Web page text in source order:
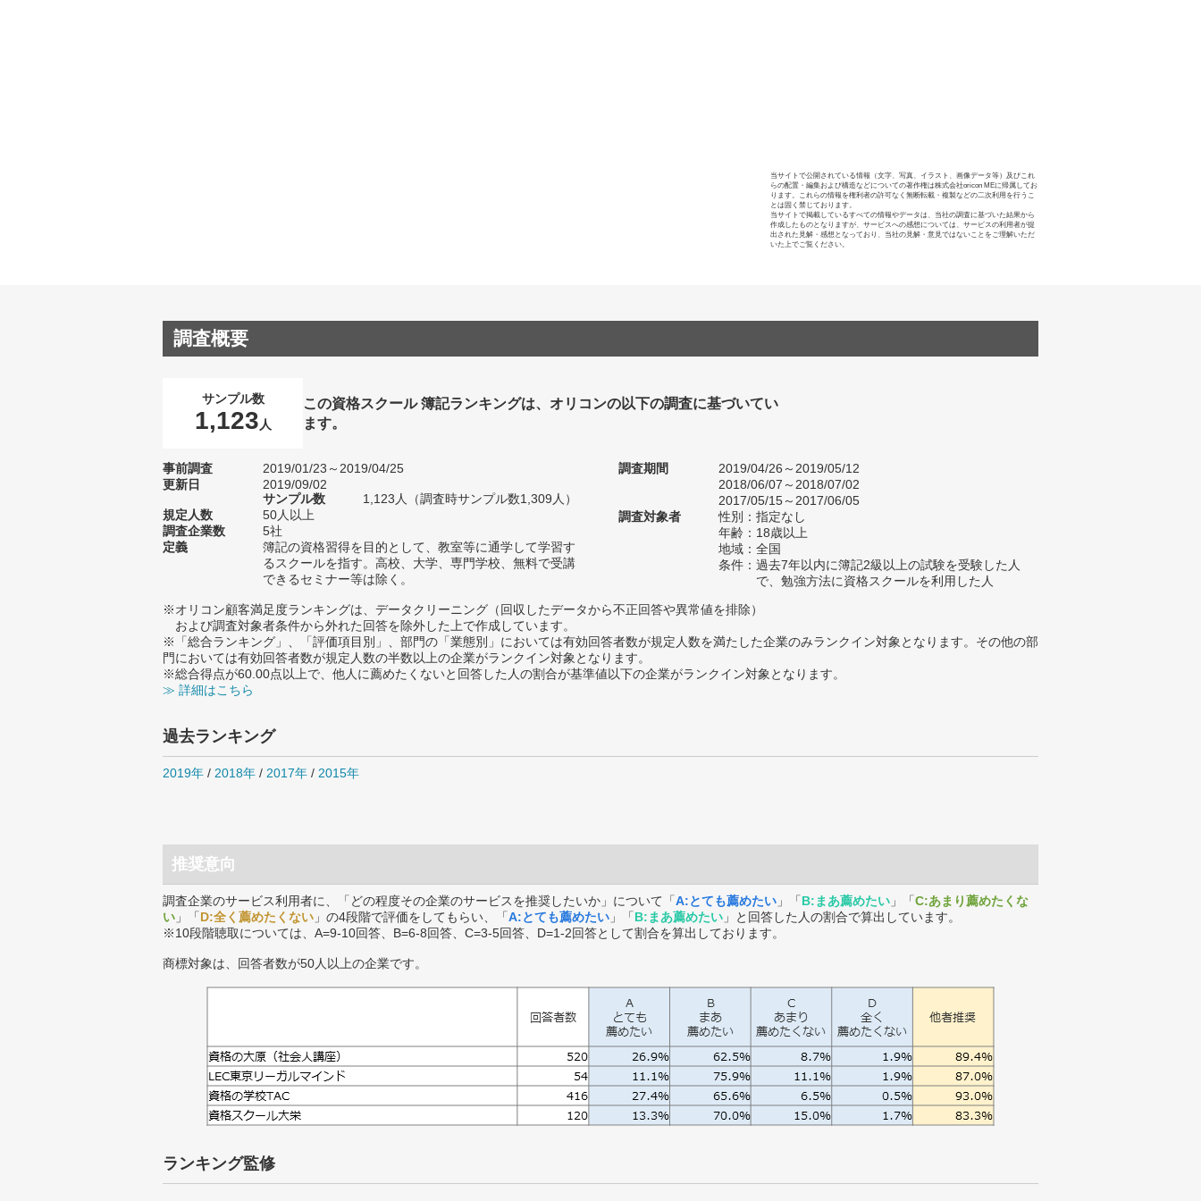
当サイトで公開されている情報（文字、写真、イラスト、画像データ等）及びこれ
らの配置・編集および構造などについての著作権は株式会社oricon MEに帰属してお
ります。これらの情報を権利者の許可なく無断転載・複製などの二次利用を行うこ
とは固く禁じております。
当サイトで掲載しているすべての情報やデータは、当社の調査に基づいた結果から
作成したものとなりますが、サービスへの感想については、サービスの利用者が提
出された見解・感想となっており、当社の見解・意見ではないことをご理解いただ
いた上でご覧ください。
調査概要
サンプル数
1,123 人
この資格スクール 簿記ランキングは、オリコンの以下の調査に基づいてい
ます。
事前調査
2019/01/23～2019/04/25
更新日
2019/09/02
サンプル数
1,123人（調査時サンプル数1,309人）
規定人数
50人以上
調査企業数
5社
定義
簿記の資格習得を目的として、教室等に通学して学習す
るスクールを指す。高校、大学、専門学校、無料で受講
できるセミナー等は除く。
調査期間
2019/04/26～2019/05/12
2018/06/07～2018/07/02
2017/05/15～2017/06/05
調査対象者
性別：指定なし
年齢：18歳以上
地域：全国
条件：過去7年以内に簿記2級以上の試験を受験した人
で、勉強方法に資格スクールを利用した人
※オリコン顧客満足度ランキングは、データクリーニング（回収したデータから不正回答や異常値を排除）
および調査対象者条件から外れた回答を除外した上で作成しています。
※「総合ランキング」、「評価項目別」、部門の「業態別」においては有効回答者数が規定人数を満たした企業のみランクイン対象となります。その他の部
門においては有効回答者数が規定人数の半数以上の企業がランクイン対象となります。
※総合得点が60.00点以上で、他人に薦めたくないと回答した人の割合が基準値以下の企業がランクイン対象となります。
≫ 詳細はこちら
過去ランキング
2019年 / 2018年 / 2017年 / 2015年
推奨意向
調査企業のサービス利用者に、「どの程度その企業のサービスを推奨したいか」について「A:とても薦めたい 」「B:まあ薦めたい 」「C:あまり薦めたくな
い 」「D:全く薦めたくない 」の4段階で評価をしてもらい、「A:とても薦めたい 」「B:まあ薦めたい 」と回答した人の割合で算出しています。
※10段階聴取については、A=9-10回答、B=6-8回答、C=3-5回答、D=1-2回答として割合を算出しております。
商標対象は、回答者数が50人以上の企業です。
ランキング監修